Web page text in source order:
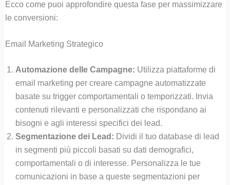
Ecco come puoi approfondire questa fase per massimizzare
le conversioni:
Email Marketing Strategico
Automazione delle Campagne: Utilizza piattaforme di
email marketing per creare campagne automatizzate
basate su trigger comportamentali o temporizzati. Invia
contenuti rilevanti e personalizzati che rispondano ai
bisogni e agli interessi specifici dei lead.
Segmentazione dei Lead: Dividi il tuo database di lead
in segmenti più piccoli basati su dati demografici,
comportamentali o di interesse. Personalizza le tue
comunicazioni in base a queste segmentazioni per